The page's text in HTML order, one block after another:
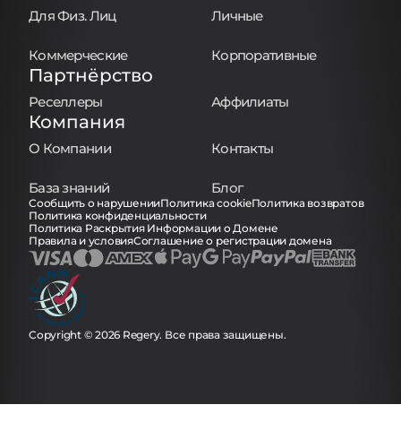
Для Физ. Лиц Личные
Коммерческие Корпоративные
Партнёрство
Реселлеры Аффилиаты
Компания
О Компании Контакты
База знаний Блог
Сообщить о нарушенииПолитика cookieПолитика возвратов
Политика конфиденциальности
Политика Раскрытия Информации о Домене
Правила и условияСоглашение о регистрации домена
Copyright © 2026 Regery. Все права защищены.